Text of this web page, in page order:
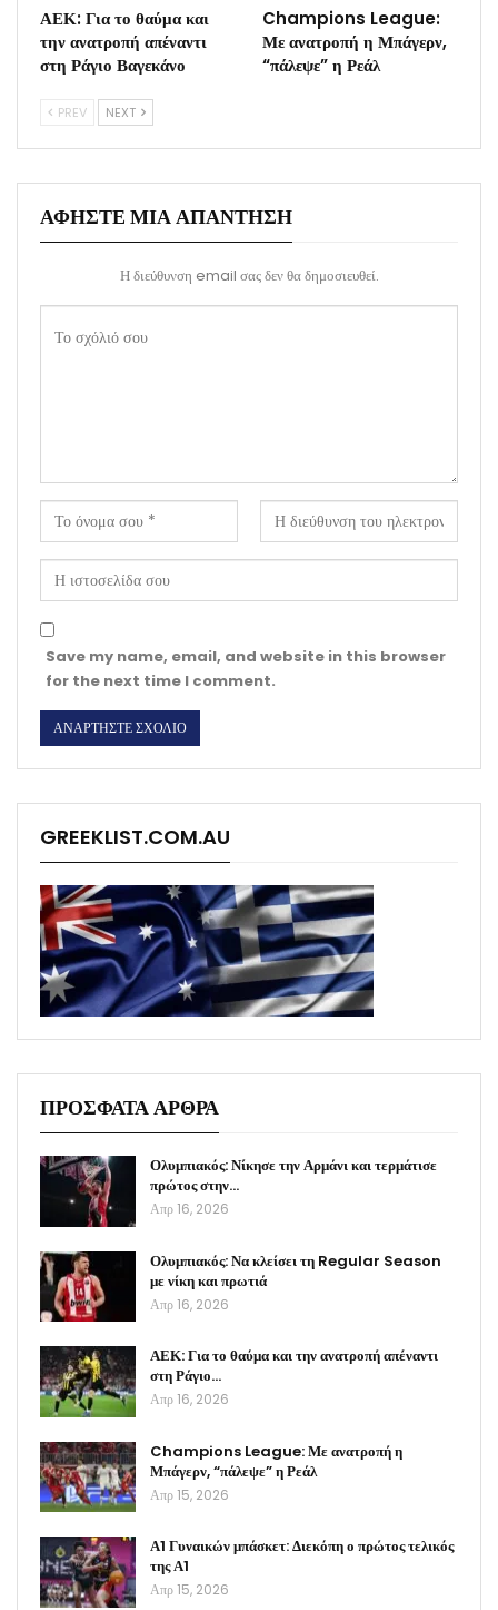
ΑΕΚ: Για το θαύμα και
την ανατροπή απέναντι
στη Ράγιο Βαγεκάνο
Champions League:
Με ανατροπή η Μπάγερν,
“πάλεψε” η Ρεάλ
PREV NEXT
ΑΦΉΣΤΕ ΜΙΑ ΑΠΆΝΤΗΣΗ
Η διεύθυνση email σας δεν θα δημοσιευθεί.
Save my name, email, and website in this browser
for the next time I comment.
GREEKLIST.COM.AU
ΠΡΟΣΦΑΤΑ ΑΡΘΡΑ
Ολυμπιακός: Νίκησε την Αρμάνι και τερμάτισε
πρώτος στην…
Απρ 16, 2026
Ολυμπιακός: Να κλείσει τη Regular Season
με νίκη και πρωτιά
Απρ 16, 2026
ΑΕΚ: Για το θαύμα και την ανατροπή απέναντι
στη Ράγιο…
Απρ 16, 2026
Champions League: Με ανατροπή η
Μπάγερν, “πάλεψε” η Ρεάλ
Απρ 15, 2026
Α1 Γυναικών μπάσκετ: Διεκόπη ο πρώτος τελικός
της Α1
Απρ 15, 2026